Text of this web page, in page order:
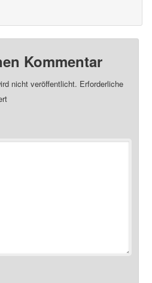
Kommentar
nicht veröffentlicht. Erforderliche